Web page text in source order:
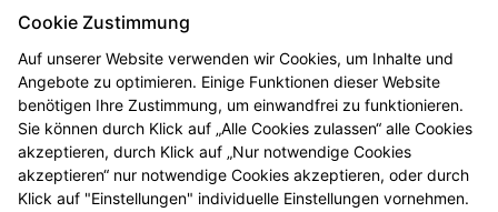
angeboten?
Gibt es bald ausschließlich E-Rezepte?
* Bis 12 Uhr vorbestellt sind die Produkte i.d.R. ab 16 Uhr abholbereit.
Beachten Sie bitte die jeweiligen Öffnungszeiten. Vorbehaltlich der
Lieferfähigkeit des Großhandels. Ausgenommen sind Arzneimittel, die in
Cookie Zustimmung
Auf unserer Website verwenden wir Cookies, um Inhalte und
Angebote zu optimieren. Einige Funktionen dieser Website
benötigen Ihre Zustimmung, um einwandfrei zu funktionieren.
Sie können durch Klick auf „Alle Cookies zulassen“ alle Cookies
akzeptieren, durch Klick auf „Nur notwendige Cookies
akzeptieren“ nur notwendige Cookies akzeptieren, oder durch
Klick auf "Einstellungen" individuelle Einstellungen vornehmen.